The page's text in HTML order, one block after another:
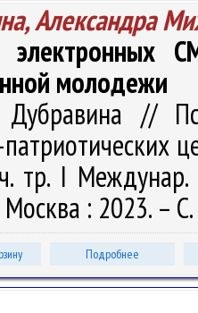
Александра
молодежи
//
тр. I
Москва : 2023. –
Подробнее